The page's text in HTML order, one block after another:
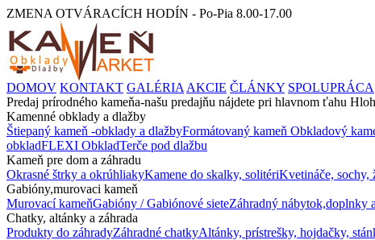
ZMENA OTVÁRACÍCH HODÍN - Po-Pia 8.00-17.00
DOMOV KONTAKT GALÉRIA AKCIE ČLÁNKY SPOLUPRÁCA
Predaj prírodného kameňa-našu predajňu nájdete pri hlavnom ťahu
Kamenné obklady a dlažby
Štiepaný kameň -obklady a dlažbyFormátovaný kameň Obkladový
obkladFLEXI ObkladTerče pod dlažbu
Kameň pre dom a záhradu
Okrasné štrky a okrúhliakyKamene do skalky, solitériKvetináče, sochy,
Gabióny,murovaci kameň
Murovací kameňGabióny / Gabiónové sieteZáhradný nábytok,doplnky
Chatky, altánky a záhrada
Produkty do záhradyZáhradné chatkyAltánky, prístrešky, hojdačky,